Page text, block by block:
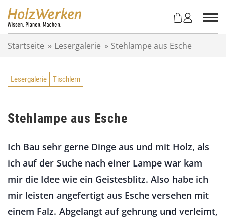
Startseite » Lesergalerie » Stehlampe aus Esche
Lesergalerie Tischlern
Stehlampe aus Esche
Ich Bau sehr gerne Dinge aus und mit Holz, als
ich auf der Suche nach einer Lampe war kam
mir die Idee wie ein Geistesblitz. Also habe ich
mir leisten angefertigt aus Esche versehen mit
einem Falz. Abgelangt auf gehrung und verleimt,